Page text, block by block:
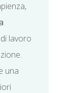
lavoro
una